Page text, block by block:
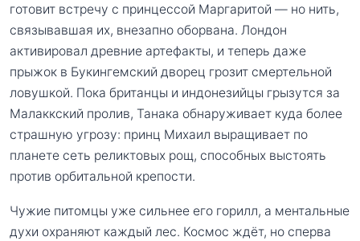
готовит встречу с принцессой Маргаритой — но нить,
связывавшая их, внезапно оборвана. Лондон
активировал древние артефакты, и теперь даже
прыжок в Букингемский дворец грозит смертельной
ловушкой. Пока британцы и индонезийцы грызутся за
Малаккский пролив, Танака обнаруживает куда более
страшную угрозу: принц Михаил выращивает по
планете сеть реликтовых рощ, способных выстоять
против орбитальной крепости.
Чужие питомцы уже сильнее его горилл, а ментальные
духи охраняют каждый лес. Космос ждёт, но сперва